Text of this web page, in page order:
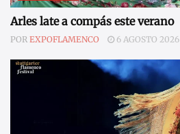
Arles late a compás este verano
POR EXPOFLAMENCO 6 AGOSTO 2026